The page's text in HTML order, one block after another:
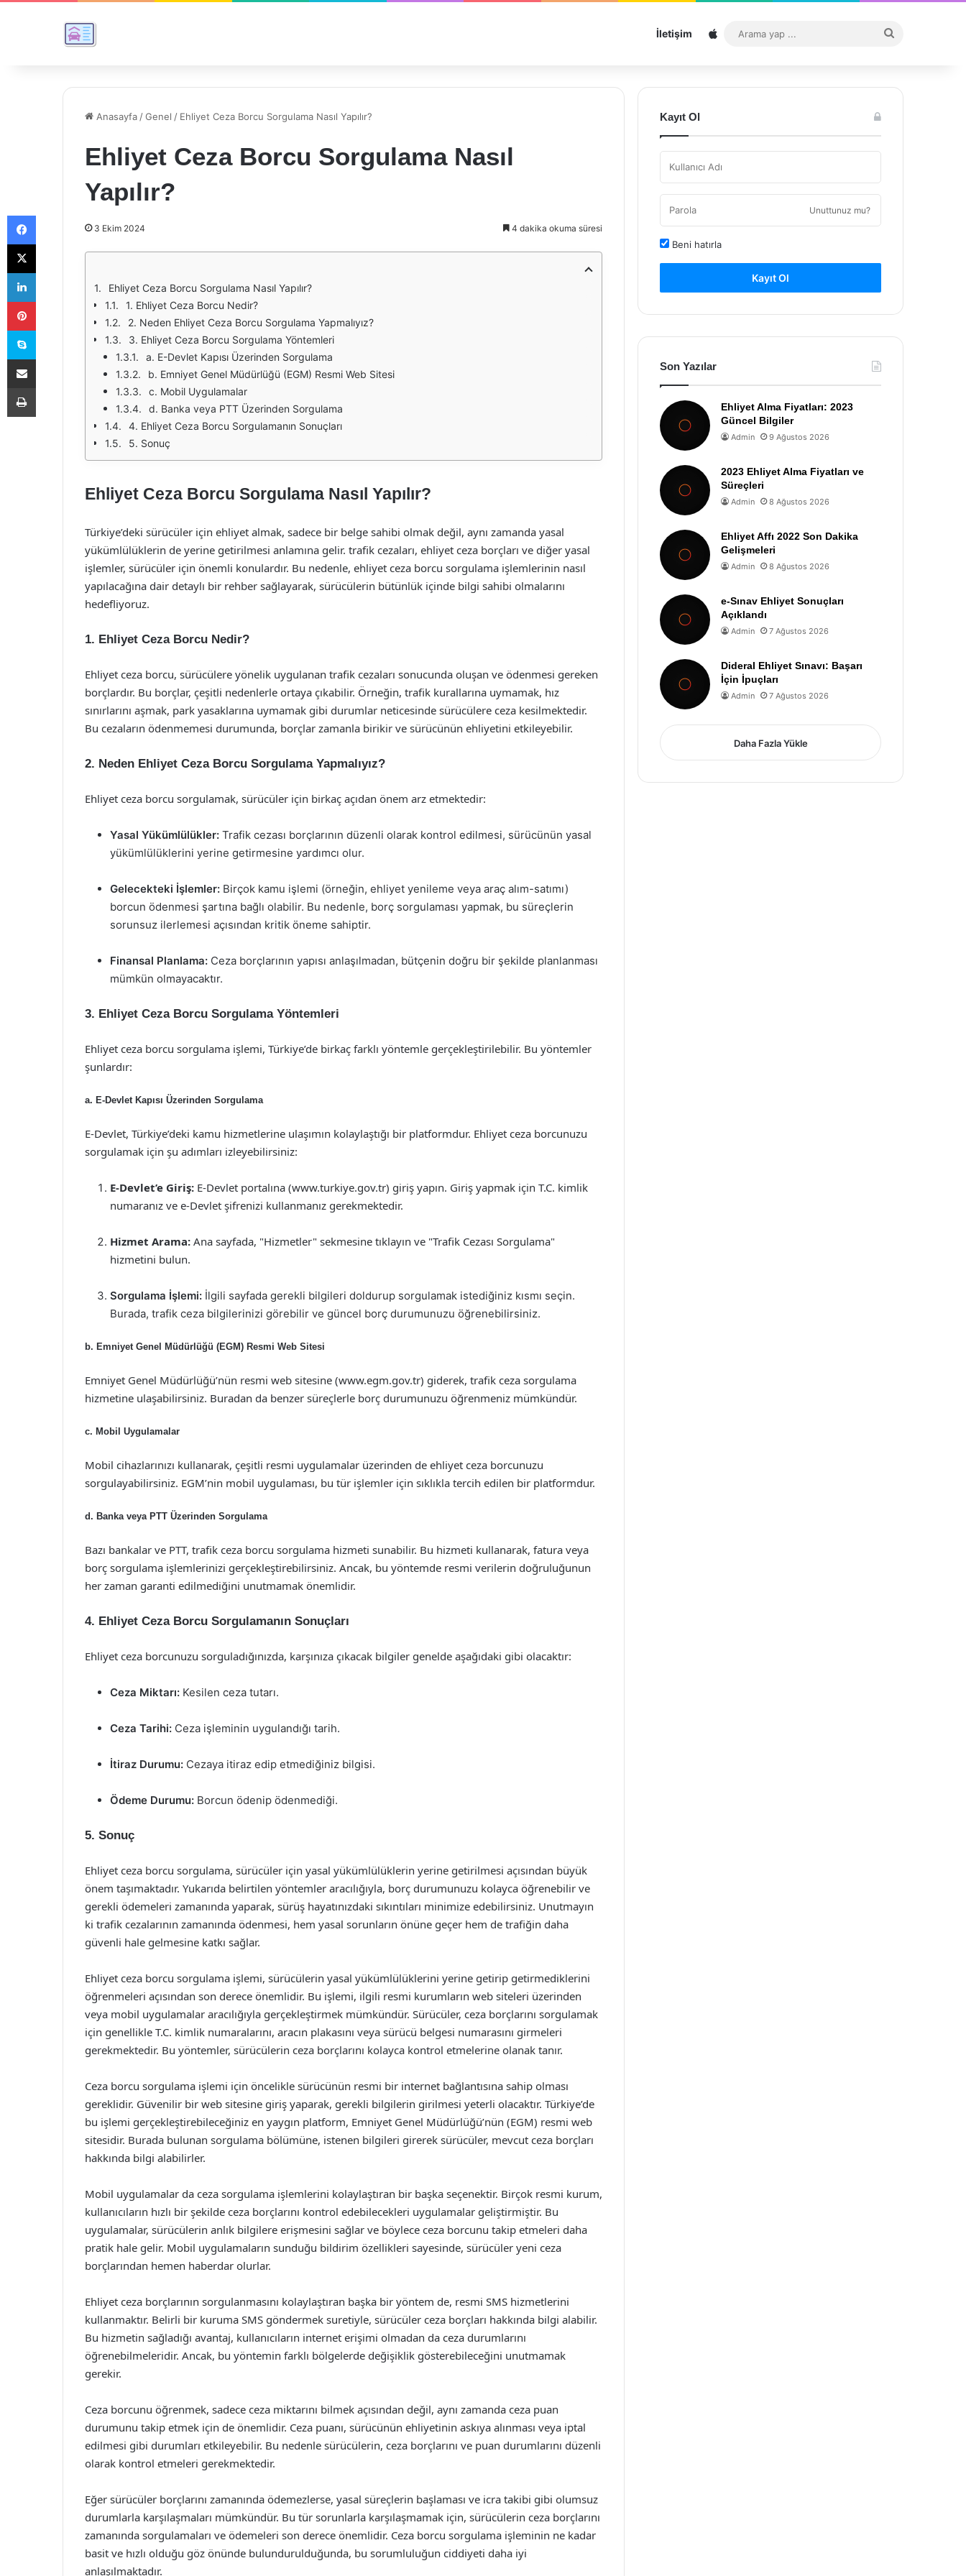
İletişim Sitemap
...
Anasayfa /Genel / Ehliyet Ceza Borcu Sorgulama Nasıl Yapılır?
Ehliyet Ceza Borcu Sorgulama Nasıl
Yapılır?
3 Ekim 2024 4 dakika okuma süresi
Ehliyet Ceza Borcu Sorgulama Nasıl Yapılır?
1. Ehliyet Ceza Borcu Nedir?
2. Neden Ehliyet Ceza Borcu Sorgulama Yapmalıyız?
3. Ehliyet Ceza Borcu Sorgulama Yöntemleri
a. E-Devlet Kapısı Üzerinden Sorgulama
b. Emniyet Genel Müdürlüğü (EGM) Resmi Web Sitesi
c. Mobil Uygulamalar
d. Banka veya PTT Üzerinden Sorgulama
4. Ehliyet Ceza Borcu Sorgulamanın Sonuçları
5. Sonuç
Ehliyet Ceza Borcu Sorgulama Nasıl Yapılır?
Türkiye’deki sürücüler için ehliyet almak, sadece bir belge sahibi olmak değil, aynı zamanda yasal
yükümlülüklerin de yerine getirilmesi anlamına gelir. trafik cezaları, ehliyet ceza borçları ve diğer yasal
işlemler, sürücüler için önemli konulardır. Bu nedenle, ehliyet ceza borcu sorgulama işlemlerinin nasıl
yapılacağına dair detaylı bir rehber sağlayarak, sürücülerin bütünlük içinde bilgi sahibi olmalarını
hedefliyoruz.
1. Ehliyet Ceza Borcu Nedir?
Ehliyet ceza borcu, sürücülere yönelik uygulanan trafik cezaları sonucunda oluşan ve ödenmesi gereken
borçlardır. Bu borçlar, çeşitli nedenlerle ortaya çıkabilir. Örneğin, trafik kurallarına uymamak, hız
sınırlarını aşmak, park yasaklarına uymamak gibi durumlar neticesinde sürücülere ceza kesilmektedir.
Bu cezaların ödenmemesi durumunda, borçlar zamanla birikir ve sürücünün ehliyetini etkileyebilir.
2. Neden Ehliyet Ceza Borcu Sorgulama Yapmalıyız?
Ehliyet ceza borcu sorgulamak, sürücüler için birkaç açıdan önem arz etmektedir:
Yasal Yükümlülükler: Trafik cezası borçlarının düzenli olarak kontrol edilmesi, sürücünün yasal
yükümlülüklerini yerine getirmesine yardımcı olur.
Gelecekteki İşlemler: Birçok kamu işlemi (örneğin, ehliyet yenileme veya araç alım-satımı)
borcun ödenmesi şartına bağlı olabilir. Bu nedenle, borç sorgulaması yapmak, bu süreçlerin
sorunsuz ilerlemesi açısından kritik öneme sahiptir.
Finansal Planlama: Ceza borçlarının yapısı anlaşılmadan, bütçenin doğru bir şekilde planlanması
mümkün olmayacaktır.
3. Ehliyet Ceza Borcu Sorgulama Yöntemleri
Ehliyet ceza borcu sorgulama işlemi, Türkiye’de birkaç farklı yöntemle gerçekleştirilebilir. Bu yöntemler
şunlardır:
a. E-Devlet Kapısı Üzerinden Sorgulama
E-Devlet, Türkiye’deki kamu hizmetlerine ulaşımın kolaylaştığı bir platformdur. Ehliyet ceza borcunuzu
sorgulamak için şu adımları izleyebilirsiniz:
E-Devlet’e Giriş: E-Devlet portalına (www.turkiye.gov.tr) giriş yapın. Giriş yapmak için T.C. kimlik
numaranız ve e-Devlet şifrenizi kullanmanız gerekmektedir.
Hizmet Arama: Ana sayfada, "Hizmetler" sekmesine tıklayın ve "Trafik Cezası Sorgulama"
hizmetini bulun.
Sorgulama İşlemi: İlgili sayfada gerekli bilgileri doldurup sorgulamak istediğiniz kısmı seçin.
Burada, trafik ceza bilgilerinizi görebilir ve güncel borç durumunuzu öğrenebilirsiniz.
b. Emniyet Genel Müdürlüğü (EGM) Resmi Web Sitesi
Emniyet Genel Müdürlüğü’nün resmi web sitesine (www.egm.gov.tr) giderek, trafik ceza sorgulama
hizmetine ulaşabilirsiniz. Buradan da benzer süreçlerle borç durumunuzu öğrenmeniz mümkündür.
c. Mobil Uygulamalar
Mobil cihazlarınızı kullanarak, çeşitli resmi uygulamalar üzerinden de ehliyet ceza borcunuzu
sorgulayabilirsiniz. EGM’nin mobil uygulaması, bu tür işlemler için sıklıkla tercih edilen bir platformdur.
d. Banka veya PTT Üzerinden Sorgulama
Bazı bankalar ve PTT, trafik ceza borcu sorgulama hizmeti sunabilir. Bu hizmeti kullanarak, fatura veya
borç sorgulama işlemlerinizi gerçekleştirebilirsiniz. Ancak, bu yöntemde resmi verilerin doğruluğunun
her zaman garanti edilmediğini unutmamak önemlidir.
4. Ehliyet Ceza Borcu Sorgulamanın Sonuçları
Ehliyet ceza borcunuzu sorguladığınızda, karşınıza çıkacak bilgiler genelde aşağıdaki gibi olacaktır:
Ceza Miktarı: Kesilen ceza tutarı.
Ceza Tarihi: Ceza işleminin uygulandığı tarih.
İtiraz Durumu: Cezaya itiraz edip etmediğiniz bilgisi.
Ödeme Durumu: Borcun ödenip ödenmediği.
5. Sonuç
Ehliyet ceza borcu sorgulama, sürücüler için yasal yükümlülüklerin yerine getirilmesi açısından büyük
önem taşımaktadır. Yukarıda belirtilen yöntemler aracılığıyla, borç durumunuzu kolayca öğrenebilir ve
gerekli ödemeleri zamanında yaparak, sürüş hayatınızdaki sıkıntıları minimize edebilirsiniz. Unutmayın
ki trafik cezalarının zamanında ödenmesi, hem yasal sorunların önüne geçer hem de trafiğin daha
güvenli hale gelmesine katkı sağlar.
Ehliyet ceza borcu sorgulama işlemi, sürücülerin yasal yükümlülüklerini yerine getirip getirmediklerini
öğrenmeleri açısından son derece önemlidir. Bu işlemi, ilgili resmi kurumların web siteleri üzerinden
veya mobil uygulamalar aracılığıyla gerçekleştirmek mümkündür. Sürücüler, ceza borçlarını sorgulamak
için genellikle T.C. kimlik numaralarını, aracın plakasını veya sürücü belgesi numarasını girmeleri
gerekmektedir. Bu yöntemler, sürücülerin ceza borçlarını kolayca kontrol etmelerine olanak tanır.
Ceza borcu sorgulama işlemi için öncelikle sürücünün resmi bir internet bağlantısına sahip olması
gereklidir. Güvenilir bir web sitesine giriş yaparak, gerekli bilgilerin girilmesi yeterli olacaktır. Türkiye’de
bu işlemi gerçekleştirebileceğiniz en yaygın platform, Emniyet Genel Müdürlüğü’nün (EGM) resmi web
sitesidir. Burada bulunan sorgulama bölümüne, istenen bilgileri girerek sürücüler, mevcut ceza borçları
hakkında bilgi alabilirler.
Mobil uygulamalar da ceza sorgulama işlemlerini kolaylaştıran bir başka seçenektir. Birçok resmi kurum,
kullanıcıların hızlı bir şekilde ceza borçlarını kontrol edebilecekleri uygulamalar geliştirmiştir. Bu
uygulamalar, sürücülerin anlık bilgilere erişmesini sağlar ve böylece ceza borcunu takip etmeleri daha
pratik hale gelir. Mobil uygulamaların sunduğu bildirim özellikleri sayesinde, sürücüler yeni ceza
borçlarından hemen haberdar olurlar.
Ehliyet ceza borçlarının sorgulanmasını kolaylaştıran başka bir yöntem de, resmi SMS hizmetlerini
kullanmaktır. Belirli bir kuruma SMS göndermek suretiyle, sürücüler ceza borçları hakkında bilgi alabilir.
Bu hizmetin sağladığı avantaj, kullanıcıların internet erişimi olmadan da ceza durumlarını
öğrenebilmeleridir. Ancak, bu yöntemin farklı bölgelerde değişiklik gösterebileceğini unutmamak
gerekir.
Ceza borcunu öğrenmek, sadece ceza miktarını bilmek açısından değil, aynı zamanda ceza puan
durumunu takip etmek için de önemlidir. Ceza puanı, sürücünün ehliyetinin askıya alınması veya iptal
edilmesi gibi durumları etkileyebilir. Bu nedenle sürücülerin, ceza borçlarını ve puan durumlarını düzenli
olarak kontrol etmeleri gerekmektedir.
Eğer sürücüler borçlarını zamanında ödemezlerse, yasal süreçlerin başlaması ve icra takibi gibi olumsuz
durumlarla karşılaşmaları mümkündür. Bu tür sorunlarla karşılaşmamak için, sürücülerin ceza borçlarını
zamanında sorgulamaları ve ödemeleri son derece önemlidir. Ceza borcu sorgulama işleminin ne kadar
basit ve hızlı olduğu göz önünde bulundurulduğunda, bu sorumluluğun ciddiyeti daha iyi
anlaşılmaktadır.
Kayıt Ol
Unuttunuz mu?
Beni hatırla
Kayıt Ol
Son Yazılar
Ehliyet Alma Fiyatları: 2023
Güncel Bilgiler
Admin 9 Ağustos 2026
2023 Ehliyet Alma Fiyatları ve
Süreçleri
Admin 8 Ağustos 2026
Ehliyet Affı 2022 Son Dakika
Gelişmeleri
Admin 8 Ağustos 2026
e-Sınav Ehliyet Sonuçları
Açıklandı
Admin 7 Ağustos 2026
Dideral Ehliyet Sınavı: Başarı
İçin İpuçları
Admin 7 Ağustos 2026
Daha Fazla Yükle
Facebook
X
LinkedIn
Pinterest
Skype
E-Posta ile paylaş